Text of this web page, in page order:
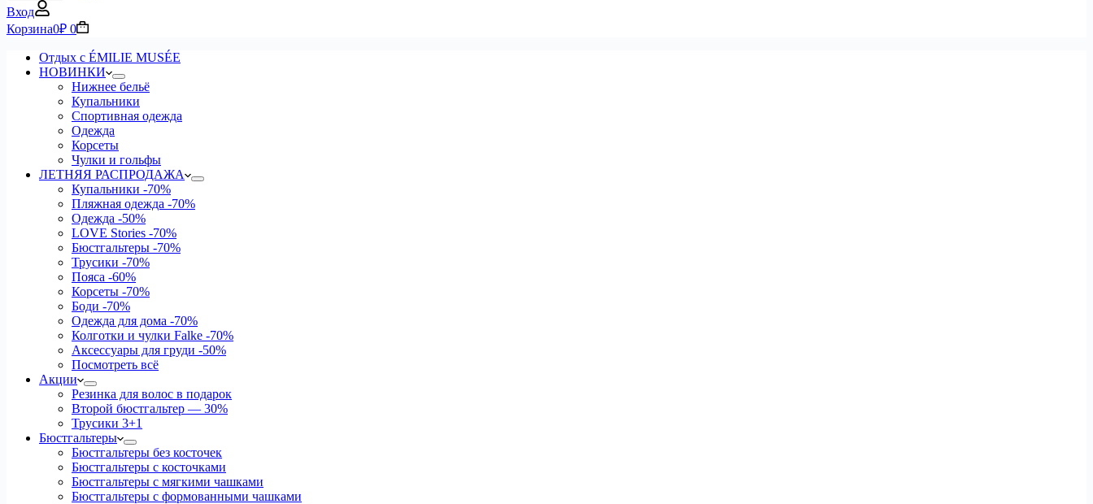
Вход
Корзина0₽ 0
Отдых с ÉMILIE MUSÉE
НОВИНКИ
Нижнее бельё
Купальники
Спортивная одежда
Одежда
Корсеты
Чулки и гольфы
ЛЕТНЯЯ РАСПРОДАЖА
Купальники -70%
Пляжная одежда -70%
Одежда -50%
LOVE Stories -70%
Бюстгальтеры -70%
Трусики -70%
Пояса -60%
Корсеты -70%
Боди -70%
Одежда для дома -70%
Колготки и чулки Falke -70%
Аксессуары для груди -50%
Посмотреть всё
Акции
Резинка для волос в подарок
Второй бюстгальтер — 30%
Трусики 3+1
Бюстгальтеры
Бюстгальтеры без косточек
Бюстгальтеры с косточками
Бюстгальтеры с мягкими чашками
Бюстгальтеры с формованными чашками